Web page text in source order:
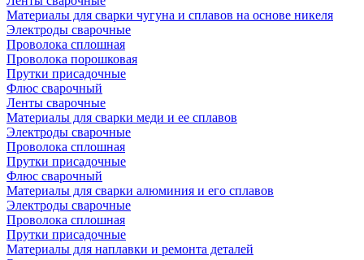
Материалы для сварки чугуна и сплавов на основе никеля
Электроды сварочные
Проволока сплошная
Проволока порошковая
Прутки присадочные
Флюс сварочный
Ленты сварочные
Материалы для сварки меди и ее сплавов
Электроды сварочные
Проволока сплошная
Прутки присадочные
Флюс сварочный
Материалы для сварки алюминия и его сплавов
Электроды сварочные
Проволока сплошная
Прутки присадочные
Материалы для наплавки и ремонта деталей